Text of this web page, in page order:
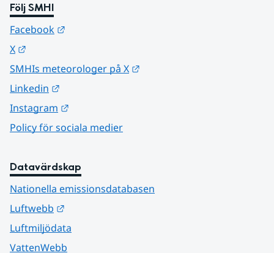
Följ SMHI
Facebook
X
SMHIs meteorologer på X
Linkedin
Instagram
Policy för sociala medier
Datavärdskap
Nationella emissionsdatabasen
Luftwebb
Luftmiljödata
VattenWebb